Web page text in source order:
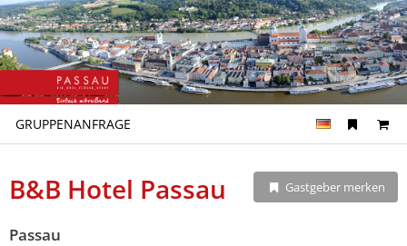
GRUPPENANFRAGE
B&B Hotel Passau Gastgeber merken
Passau